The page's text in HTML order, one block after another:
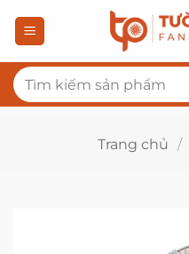
qua
dung
Tìm
kiếm:
Trang chủ /